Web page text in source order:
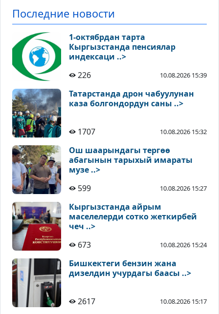
Последние новости
1-октябрдан тарта
Кыргызстанда пенсиялар
индексаци ..>
226
10.08.2026 15:39
Татарстанда дрон чабуулунан
каза болгондордун саны ..>
1707 10.08.2026 15:32
Ош шаарындагы тергөө
абагынын тарыхый имараты
музе ..>
599
10.08.2026 15:27
Кыргызстанда айрым
маселелерди сотко жеткирбей
чеч ..>
673
10.08.2026 15:24
Бишкектеги бензин жана
дизелдин учурдагы баасы ..>
2617 10.08.2026 15:17